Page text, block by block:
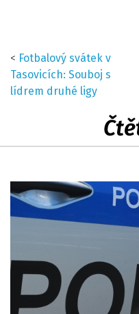
< Fotbalový svátek v
Tasovicích: Souboj s
lídrem druhé ligy